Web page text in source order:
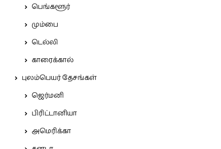
பெங்களூர்
மும்பை
டெல்லி
காரைக்கால்
புலம்பெயர் தேசங்கள்
ஜெர்மனி
பிரிட்டானியா
அமெரிக்கா